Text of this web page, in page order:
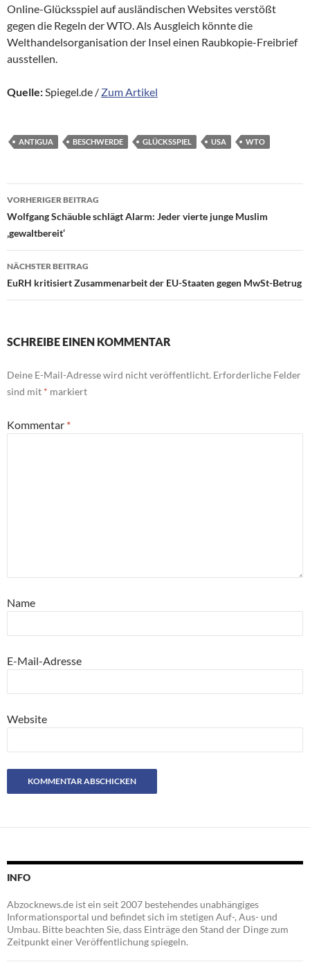
Online-Glücksspiel auf ausländischen Websites verstößt
gegen die Regeln der WTO. Als Ausgleich könnte die
Welthandelsorganisation der Insel einen Raubkopie-Freibrief
ausstellen.
Quelle:Spiegel.de / Zum Artikel
ANTIGUA BESCHWERDE GLÜCKSSPIEL USA WTO
Beitragsnavigation
VORHERIGER BEITRAG
Wolfgang Schäuble schlägt Alarm: Jeder vierte junge Muslim
‚gewaltbereit‘
NÄCHSTER BEITRAG
EuRH kritisiert Zusammenarbeit der EU-Staaten gegen MwSt-Betrug
SCHREIBE EINEN KOMMENTAR
Deine E-Mail-Adresse wird nicht veröffentlicht. Erforderliche Felder
sind mit * markiert
Kommentar *
Name
E-Mail-Adresse
Website
INFO
Abzocknews.de ist ein seit 2007 bestehendes unabhängiges
Informationsportal und befindet sich im stetigen Auf-, Aus- und
Umbau. Bitte beachten Sie, dass Einträge den Stand der Dinge zum
Zeitpunkt einer Veröffentlichung spiegeln.